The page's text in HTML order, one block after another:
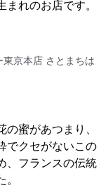
れのお店です。
京本店 さとまちは
蜜があつまり、
でクセがないこの
、フランスの伝統